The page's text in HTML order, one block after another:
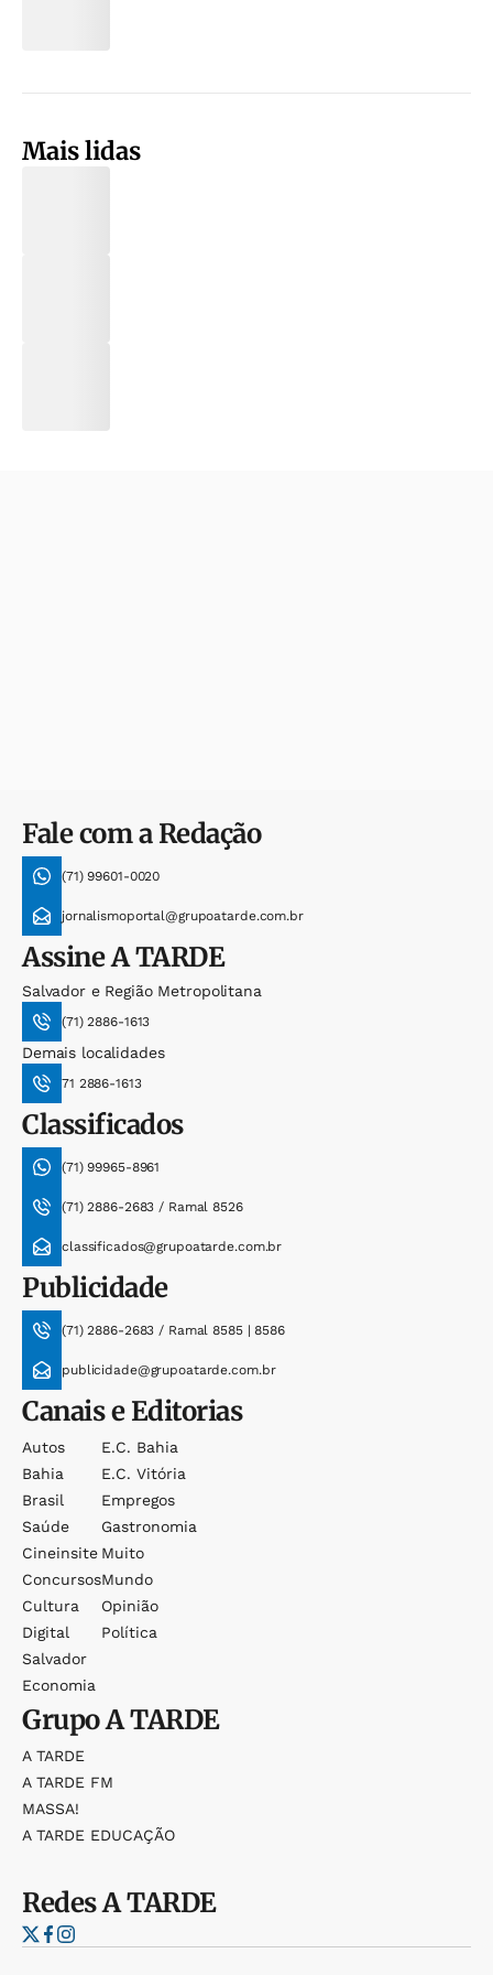
Mais lidas
Fale com a Redação
(71) 99601-0020
jornalismoportal@grupoatarde.com.br
AssineA TARDE
Salvador e Região Metropolitana
(71) 2886-1613
Demais localidades
71 2886-1613
Classificados
(71) 99965-8961
(71) 2886-2683 / Ramal 8526
classificados@grupoatarde.com.br
Publicidade
(71) 2886-2683 / Ramal 8585 | 8586
publicidade@grupoatarde.com.br
Canais e Editorias
Autos
Bahia
Brasil
Saúde
Cineinsite
Concursos
Cultura
Digital
Salvador
Economia
E.c. Bahia
E.c. Vitória
Empregos
Gastronomia
Muito
Mundo
Opinião
Política
GrupoA TARDE
A TARDE
A TARDE FM
MASSA!
A TARDE EDUCAÇÃO
RedesA TARDE